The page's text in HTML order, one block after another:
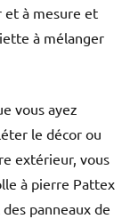
et à mesure et
à mélanger
vous ayez
le décor ou
extérieur, vous
à pierre Pattex
panneaux de